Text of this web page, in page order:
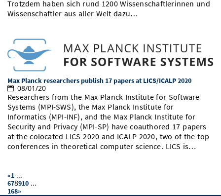
Trotzdem haben sich rund 1200 Wissenschaftlerinnen und
Wissenschaftler aus aller Welt dazu…
Max Planck researchers publish 17 papers at LICS/ICALP 2020
08/01/20
Researchers from the Max Planck Institute for Software
Systems (MPI-SWS), the Max Planck Institute for
Informatics (MPI-INF), and the Max Planck Institute for
Security and Privacy (MPI-SP) have coauthored 17 papers
at the colocated LICS 2020 and ICALP 2020, two of the top
conferences in theoretical computer science. LICS is…
«1 ...
678910 ...
168»